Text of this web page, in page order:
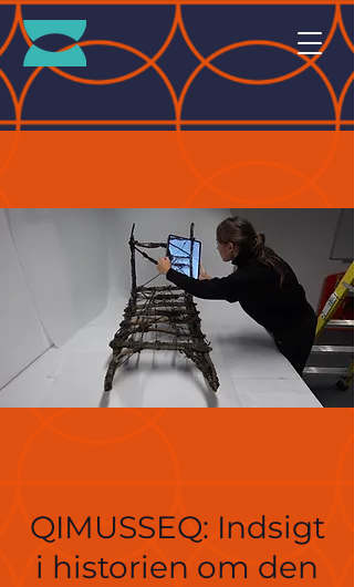
QIMUSSEQ: Indsigt
i historien om den